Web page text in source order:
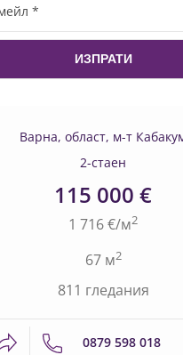
Варна, област, м-т
2-стаен
115 000 €
1 716 €/м2
67 м2
811 гледания
0879 598 018